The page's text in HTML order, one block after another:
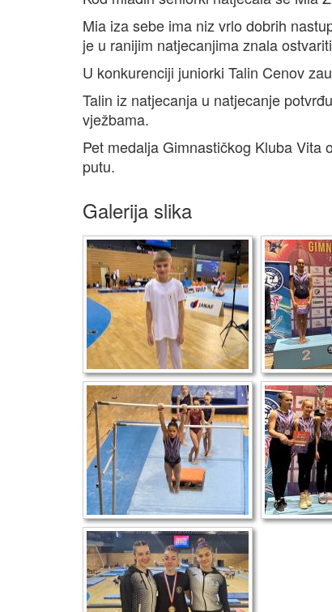
Mia iza sebe ima niz vrlo dobrih
je u ranijim natjecanjima znala
U konkurenciji juniorki Talin Cenov
Talin iz natjecanja u natjecanje
vježbama.
Pet medalja Gimnastičkog Kluba Vita
putu.
Galerija slika